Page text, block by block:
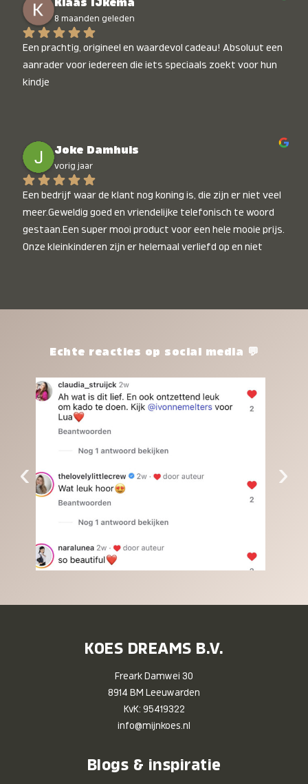
Klaas IJkema
8 maanden geleden
Een prachtig, origineel en waardevol cadeau! Absoluut een
aanrader voor iedereen die iets speciaals zoekt voor hun
kindje
Joke Damhuis
vorig jaar
Een bedrijf waar de klant nog koning is, die zijn er niet veel
meer.Geweldig goed en vriendelijke telefonisch te woord
gestaan.Een super mooi product voor een hele mooie prijs.
Onze kleinkinderen zijn er helemaal verliefd op en niet
het waard.Echte reacties op social media 💬
‹ ›
KOES DREAMS B.V.
Freark Damwei 30
8914 BM Leeuwarden
KvK: 95419322
info@mijnkoes.nl
Blogs & inspiratie